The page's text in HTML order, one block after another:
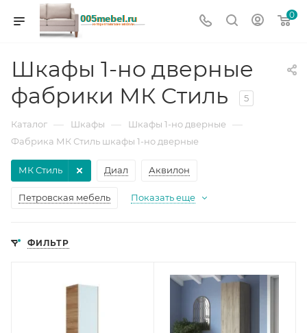
0
Шкафы 1-но дверные
фабрики МК Стиль
5
Каталог — Шкафы — Шкафы 1-но дверные —
Фабрика МК Стиль шкафы 1-но дверные
Диал Аквилон
Петровская мебель
МК Стиль
Показать еще
ФИЛЬТР